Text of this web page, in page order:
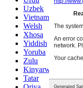
Uzbek
Vietnamese
Welsh
Xhosa
Yiddish
Yoruba
Zulu
Kinyarwanda
Tatar